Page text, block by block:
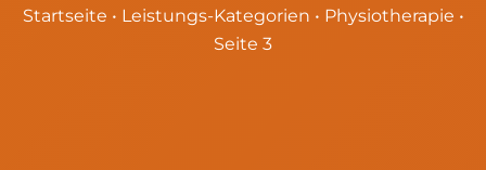
Startseite • Leistungs-Kategorien • Physiotherapie •
Seite 3